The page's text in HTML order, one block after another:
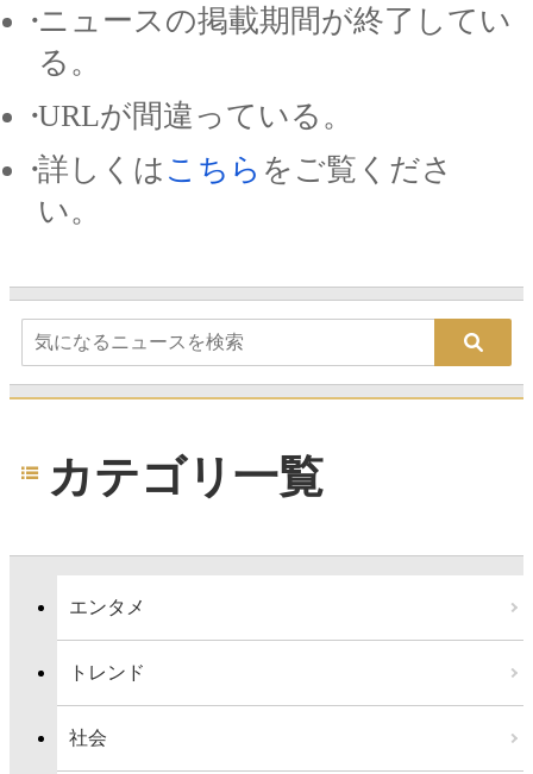
ニュースの掲載期間が終了してい
る。
URLが間違っている。
詳しくは こちら をご覧くださ
い。
カテゴリ一覧
エンタメ
トレンド
社会